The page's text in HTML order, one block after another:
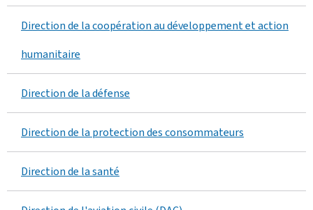
Direction de la coopération au développement et action
humanitaire
Direction de la défense
Direction de la protection des consommateurs
Direction de la santé